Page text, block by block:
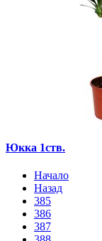
Юкка 1ств.
Начало
Назад
385
386
387